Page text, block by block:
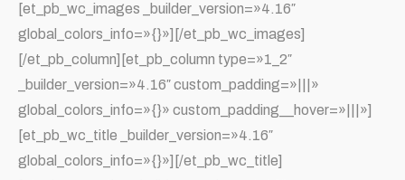
[et_pb_wc_images _builder_version=»4.16″
global_colors_info=»{}»][/et_pb_wc_images]
[/et_pb_column][et_pb_column type=»1_2″
_builder_version=»4.16″ custom_padding=»|||»
global_colors_info=»{}» custom_padding__hover=»|||»]
[et_pb_wc_title _builder_version=»4.16″
global_colors_info=»{}»][/et_pb_wc_title]